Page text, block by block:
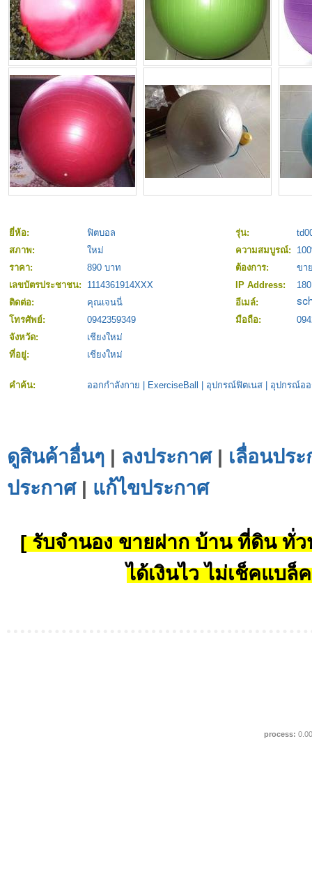
ยี่ห้อ: ฟิตบอล รุ่น:
สภาพ:
ใหม่ ความสมบูรณ์:
ราคา:
890 บาท ต้องการ:
ขา
เลขบัตรประชาชน:
1114361914XXX IP Address:
ติดต่อ:
คุณเจนนี่
อีเมล์:
โทรศัพย์:
0942359349 มือถือ:
จังหวัด:
เชียงใหม่
ที่อยู่:
เชียงใหม่
คำค้น: ออกกำลังกาย ExerciseBall อุปกรณ์ฟิตเนส อุปกรณ์ออ
ดูสินค้าอื่นๆ | ลงประกาศ| เลื่อนปร
ประกาศ| แก้ไขประกาศ
[ รับจำนอง ขายฝาก บ้าน ที่ดิน ทั่ว
ได้เงินไว ไม่เช็คแบล็
process: